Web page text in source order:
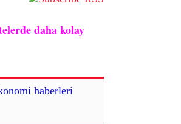
haberleri
daha kolay